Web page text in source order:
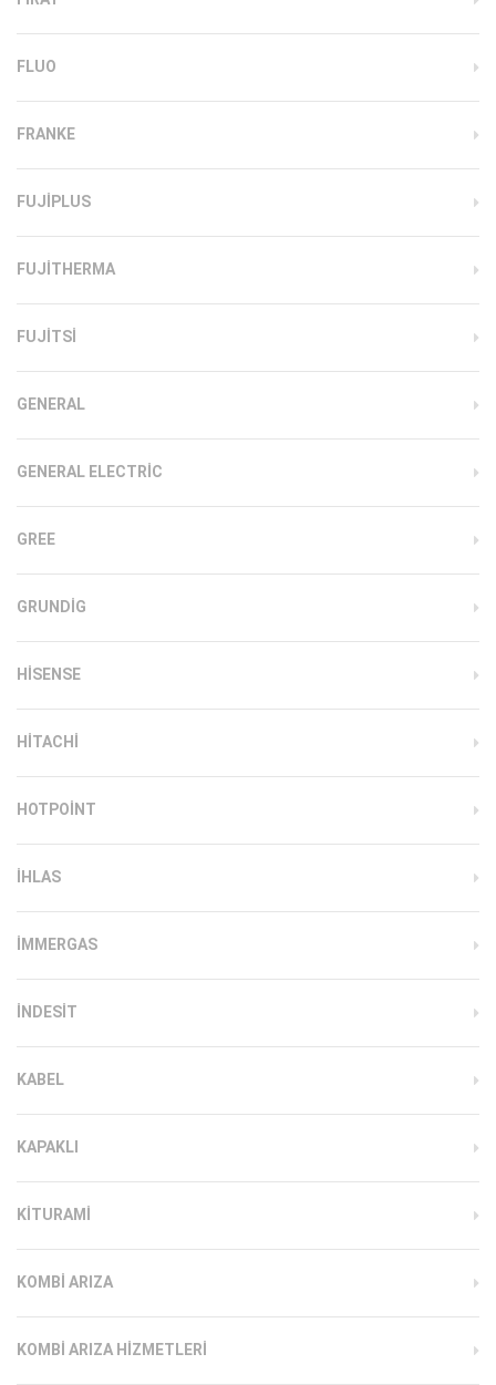
FLUO
FRANKE
FUJIPLUS
FUJITHERMA
FUJITSI
GENERAL
GENERAL ELECTRIC
GREE
GRUNDIG
HISENSE
HITACHI
HOTPOINT
IHLAS
İMMERGAS
INDESIT
KABEL
KAPAKLI
KITURAMI
KOMBI ARIZA
KOMBI ARIZA HIZMETLERI